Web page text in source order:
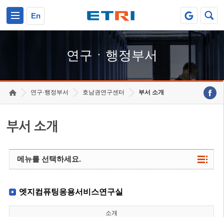
En
연구ㆍ행정부서
연구·행정부서 호남권연구센터 부서 소개
부서 소개
메뉴를 선택하세요.
엣지컴퓨팅응용서비스연구실
소개